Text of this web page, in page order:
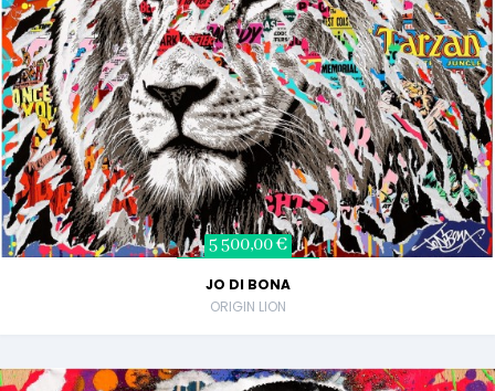
5 500,00 €
JO DI BONA
ORIGIN LION